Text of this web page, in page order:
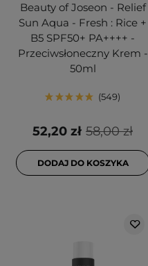
Beauty of Joseon - Relief
Sun Aqua - Fresh : Rice +
B5 SPF50+ PA++++ -
Przeciwsłoneczny Krem -
50ml
549
58,00 zł
52,20 zł
DODAJ DO KOSZYKA